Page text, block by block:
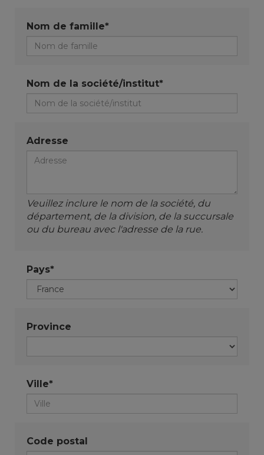
Nom de famille*
Nom de la société/institut*
Adresse
Veuillez inclure le nom de la société, du
département, de la division, de la succursale
ou du bureau avec l'adresse de la rue.
Pays*
Province
Ville*
Code postal